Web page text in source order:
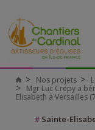
Nos projets
Mgr Luc Crepy a
Elisabeth à Versailles
#Sainte-